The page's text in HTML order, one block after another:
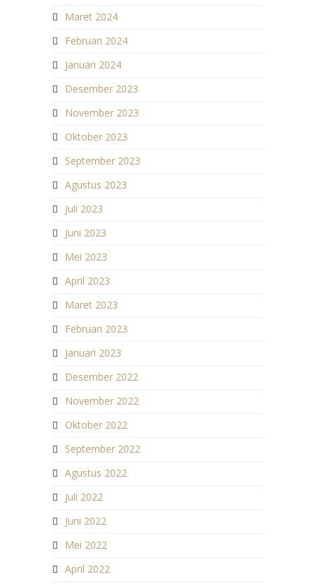
Maret 2024
Februari 2024
Januari 2024
Desember 2023
November 2023
Oktober 2023
September 2023
Agustus 2023
Juli 2023
Juni 2023
Mei 2023
April 2023
Maret 2023
Februari 2023
Januari 2023
Desember 2022
November 2022
Oktober 2022
September 2022
Agustus 2022
Juli 2022
Juni 2022
Mei 2022
April 2022